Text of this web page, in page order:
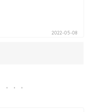
2022-05-08